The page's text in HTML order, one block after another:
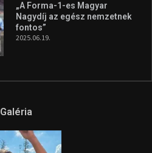
„A Forma-1-es Magyar
Nagydíj az egész nemzetnek
fontos”
2025.06.19.
Galéria